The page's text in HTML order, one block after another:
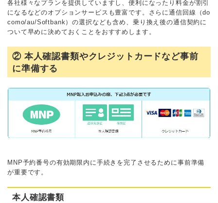
各社様々なプランを提供していますし、便利になったり料金が割引
になるなどのオプションサービスも豊富です。さらに通信回線（do
como/au/Softbank）の選択なども含め、乗り換え後の通信契約に
ついて早めに決めておくことをおすすめします。
② 本人確認書類やクレジットカードなど事前
に準備する
MNP予約番号の有効期限内に手続きを完了させるために事前準備
が重要です。
本人確認書類